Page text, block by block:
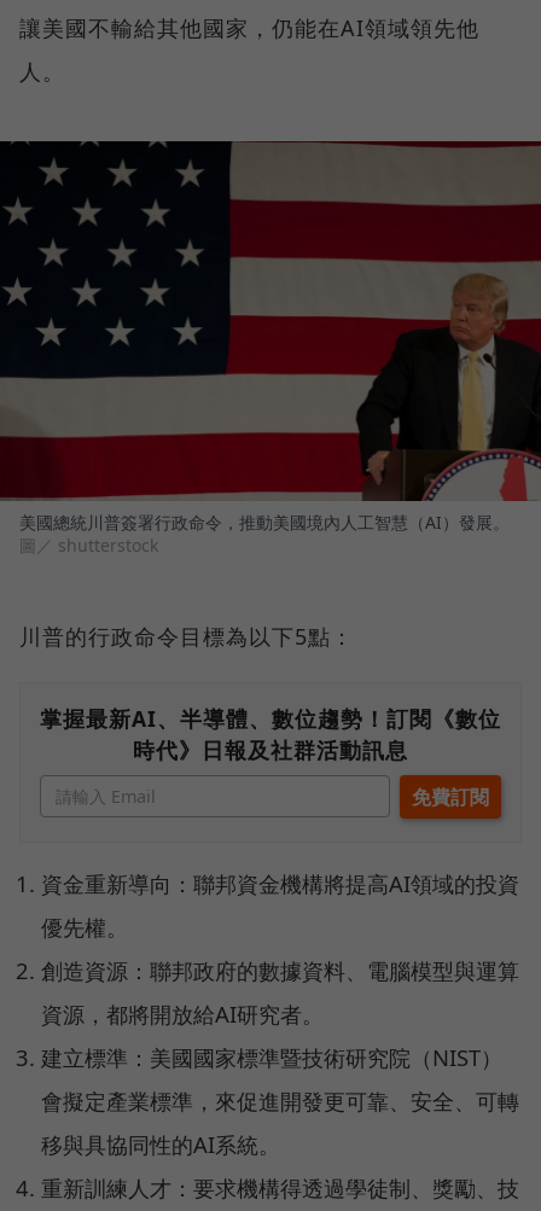
讓美國不輸給其他國家，仍能在AI領域領先他
人。
美國總統川普簽署行政命令，推動美國境內人工智慧（AI）發展。
圖／ shutterstock
川普的行政命令目標為以下5點：
掌握最新AI、半導體、數位趨勢！訂閱《數位
時代》日報及社群活動訊息
資金重新導向：聯邦資金機構將提高AI領域的投資
優先權。
創造資源：聯邦政府的數據資料、電腦模型與運算
資源，都將開放給AI研究者。
建立標準：美國國家標準暨技術研究院（NIST）
會擬定產業標準，來促進開發更可靠、安全、可轉
移與具協同性的AI系統。
重新訓練人才：要求機構得透過學徒制、獎勵、技